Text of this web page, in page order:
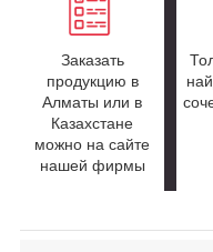
Заказать
продукцию в
Алматы или в
Казахстане
можно на сайте
нашей фирмы